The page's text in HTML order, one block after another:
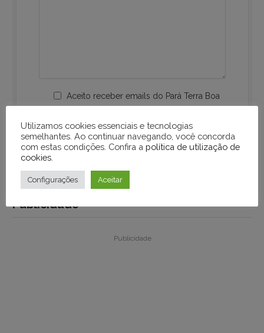
Aceito receber emails do Pará Terra Boa
Publicidade
Publicidade
Utilizamos cookies essenciais e tecnologias
semelhantes. Ao continuar navegando, você concorda
com estas condições. Confira a política de utilização de
cookies
Configurações Aceitar